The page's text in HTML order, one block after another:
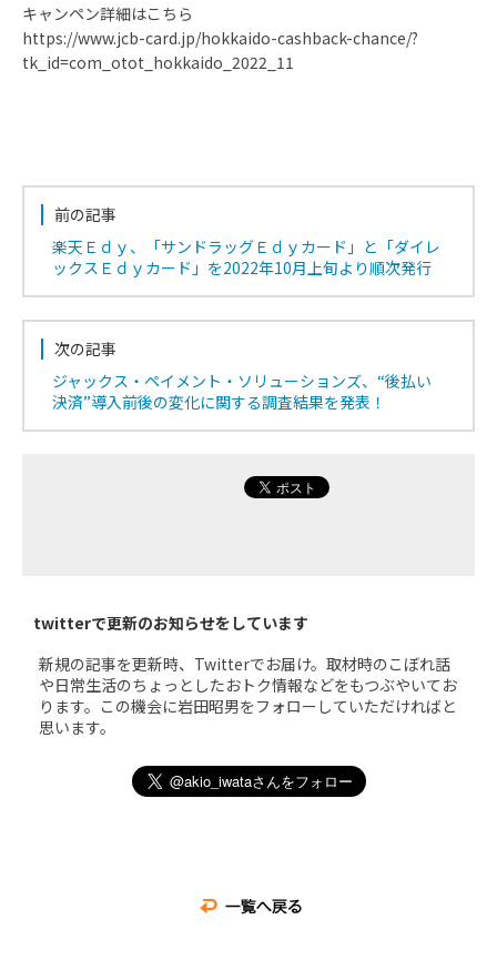
キャンペン詳細はこちら
https://www.jcb-card.jp/hokkaido-cashback-chance/?
tk_id=com_otot_hokkaido_2022_11
前の記事
楽天Ｅｄｙ、「サンドラッグＥｄｙカード」と「ダイレ
ックスＥｄｙカード」を2022年10月上旬より順次発行
次の記事
ジャックス・ペイメント・ソリューションズ、“後払い
決済”導入前後の変化に関する調査結果を発表！
twitterで更新のお知らせをしています
新規の記事を更新時、Twitterでお届け。取材時のこぼれ話
や日常生活のちょっとしたおトク情報などをもつぶやいてお
ります。この機会に岩田昭男をフォローしていただければと
思います。